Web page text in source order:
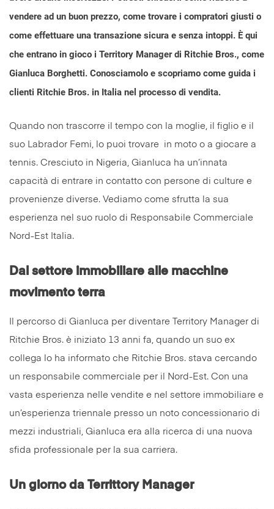
vendere ad un buon prezzo, come trovare i compratori giusti o
come effettuare una transazione sicura e senza intoppi. È qui
che entrano in gioco i Territory Manager di Ritchie Bros., come
Gianluca Borghetti. Conosciamolo e scopriamo come guida i
clienti Ritchie Bros. in Italia nel processo di vendita.
Quando non trascorre il tempo con la moglie, il figlio e il
suo Labrador Femi, lo puoi trovare in moto o a giocare a
tennis. Cresciuto in Nigeria, Gianluca ha un’innata
capacità di entrare in contatto con persone di culture e
provenienze diverse. Vediamo come sfrutta la sua
esperienza nel suo ruolo di Responsabile Commerciale
Nord-Est Italia.
Dal settore immobiliare alle macchine
movimento terra
Il percorso di Gianluca per diventare Territory Manager di
Ritchie Bros. è iniziato 13 anni fa, quando un suo ex
collega lo ha informato che Ritchie Bros. stava cercando
un responsabile commerciale per il Nord-Est. Con una
vasta esperienza nelle vendite e nel settore immobiliare e
un’esperienza triennale presso un noto concessionario di
mezzi industriali, Gianluca era alla ricerca di una nuova
sfida professionale per la sua carriera.
Un giorno da Territtory Manager